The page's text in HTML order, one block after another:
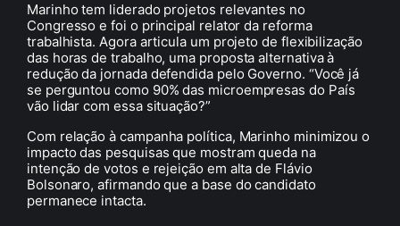
Marinho tem liderado projetos relevantes no
Congresso e foi o principal relator da reforma
trabalhista. Agora articula um projeto de flexibilização
das horas de trabalho, uma proposta alternativa à
redução da jornada defendida pelo Governo. “Você já
se perguntou como 90% das microempresas do País
vão lidar com essa situação?”
Com relação à campanha política, Marinho minimizou o
impacto das pesquisas que mostram queda na
intenção de votos e rejeição em alta de Flávio
Bolsonaro, afirmando que a base do candidato
permanece intacta.